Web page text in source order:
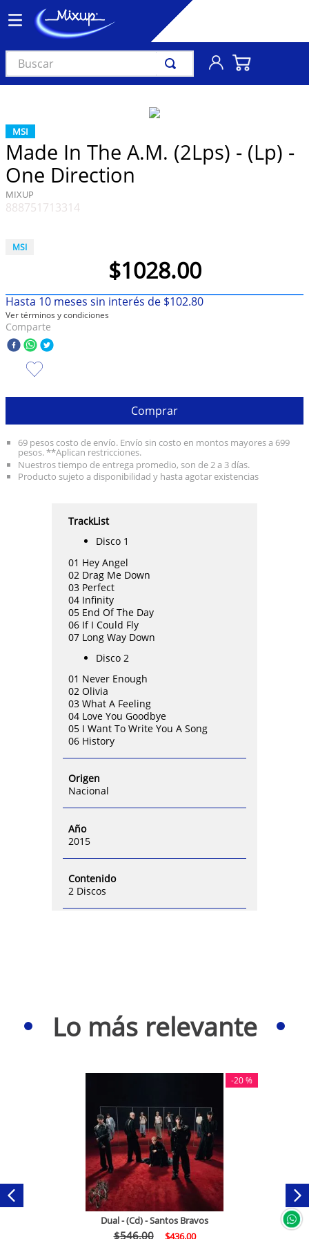
Buscar
MSI
Made In The A.M. (2Lps) - (Lp) -
One Direction
MIXUP
888751713314
MSI
$1028.00
Hasta 10 meses sin interés de $102.80
Ver términos y condiciones
Comparte
Comprar
69 pesos costo de envío. Envío sin costo en montos mayores a 699
pesos. **Aplican restricciones.
Nuestros tiempo de entrega promedio, son de 2 a 3 días.
Producto sujeto a disponibilidad y hasta agotar existencias
TrackList
Disco 1
01 Hey Angel
02 Drag Me Down
03 Perfect
04 Infinity
05 End Of The Day
06 If I Could Fly
07 Long Way Down
Disco 2
01 Never Enough
02 Olivia
03 What A Feeling
04 Love You Goodbye
05 I Want To Write You A Song
06 History
Origen
Nacional
Año
2015
Contenido
2 Discos
Lo más relevante
-20 %
Dual - (Cd) - Santos Bravos
$546.00 $436.00
3
audífonos
4.
madonna
5.
ariana grande
9.
taylor swift